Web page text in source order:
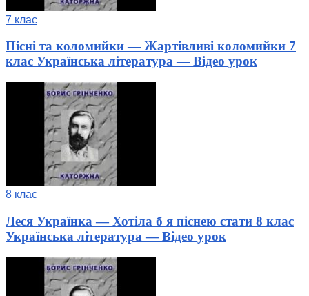
7 клас
Пісні та коломийки — Жартівливі коломийки 7
клас Українська література — Відео урок
8 клас
Леся Українка — Хотіла б я піснею стати 8 клас
Українська література — Відео урок